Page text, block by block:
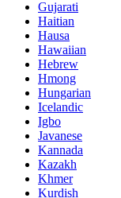
Gujarati
Haitian
Hausa
Hawaiian
Hebrew
Hmong
Hungarian
Icelandic
Igbo
Javanese
Kannada
Kazakh
Khmer
Kurdish